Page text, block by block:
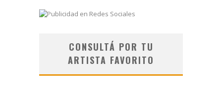
CONSULTÁ POR TU
ARTISTA FAVORITO